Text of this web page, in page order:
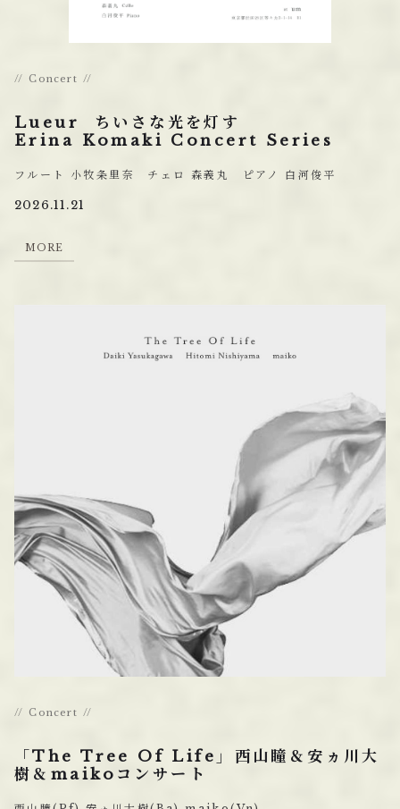
Concert
Lueur ちいさな光を灯す
Erina Komaki Concert Series
フルート 小牧条里奈 チェロ 森義丸 ピアノ 白河俊平
2026.11.21
MORE
MORE
Concert
「The Tree Of Life」西山瞳＆安ヵ川大
樹＆maikoコンサート